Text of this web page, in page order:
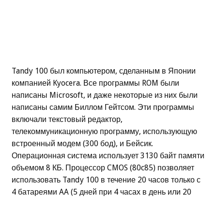
Tandy 100 был компьютером, сделанным в Японии
компанией Kyocera. Все программы ROM были
написаны Microsoft, и даже некоторые из них были
написаны самим Биллом Гейтсом. Эти программы
включали текстовый редактор,
телекоммуникационную программу, использующую
встроенный модем (300 бод), и Бейсик.
Операционная система использует 3130 байт памяти
объемом 8 КБ. Процессор CMOS (80c85) позволяет
использовать Tandy 100 в течение 20 часов только с
4 батареями AA (5 дней при 4 часах в день или 20